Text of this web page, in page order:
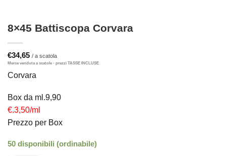
8×45 Battiscopa Corvara
€34,65
Corvara
Box da ml.9,90
€.3,50/ml
Prezzo per Box
50 disponibili (ordinabile)